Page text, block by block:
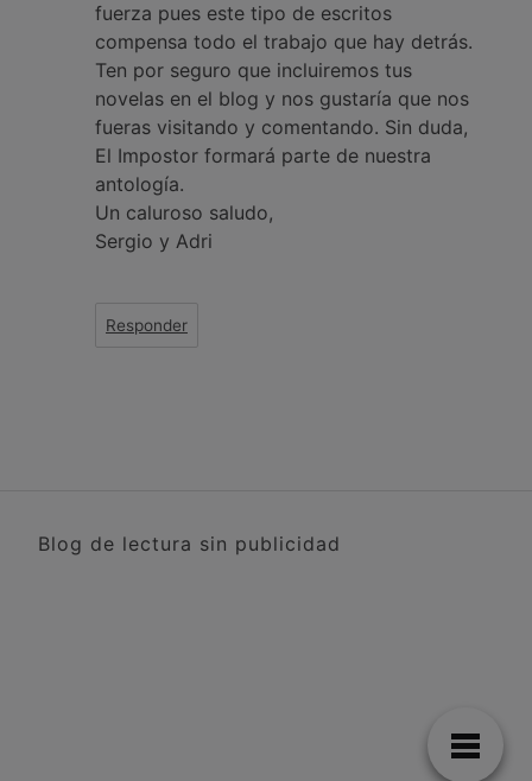
fuerza pues este tipo de escritos
compensa todo el trabajo que hay detrás.
Ten por seguro que incluiremos tus
novelas en el blog y nos gustaría que nos
fueras visitando y comentando. Sin duda,
El Impostor formará parte de nuestra
antología.
Un caluroso saludo,
Sergio y Adri
Responder
Blog de lectura sin publicidad